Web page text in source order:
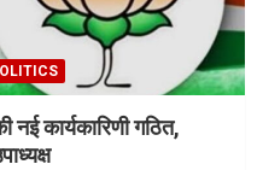
नई कार्यकारिणी गठित,